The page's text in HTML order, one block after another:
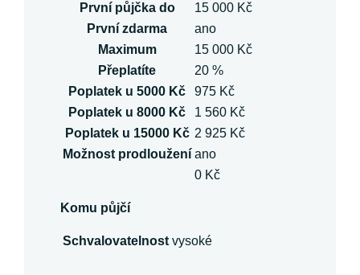
První půjčka do
15 000 Kč
První zdarma
ano
Maximum
15 000 Kč
Přeplatíte
20 %
Poplatek u 5000 Kč
975 Kč
Poplatek u 8000 Kč
1 560 Kč
Poplatek u 15000 Kč 2 925 Kč
Možnost prodloužení ano
0 Kč
Komu půjčí
Schvalovatelnost vysoké